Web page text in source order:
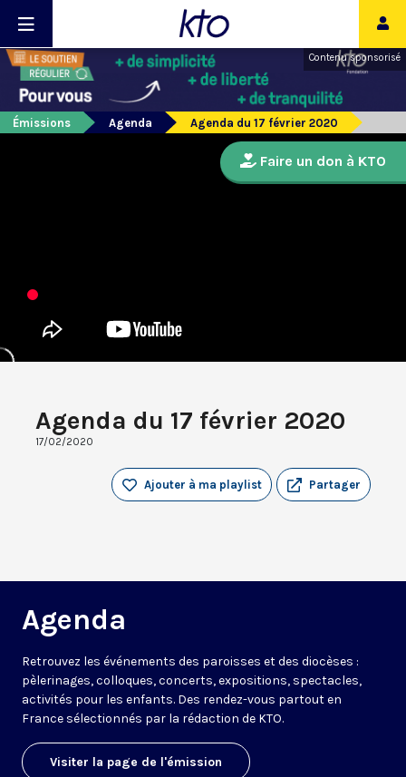
Contenu sponsorisé
Émissions Agenda Agenda du 17 février 2020
Agenda du 17 février 2020
17/02/2020
Partager
Ajouter à ma playlist
Agenda
Retrouvez les événements des paroisses et des diocèses :
pèlerinages, colloques, concerts, expositions, spectacles,
activités pour les enfants. Des rendez-vous partout en
France sélectionnés par la rédaction de KTO.
Visiter la page de l'émission
Faire un don à KTO